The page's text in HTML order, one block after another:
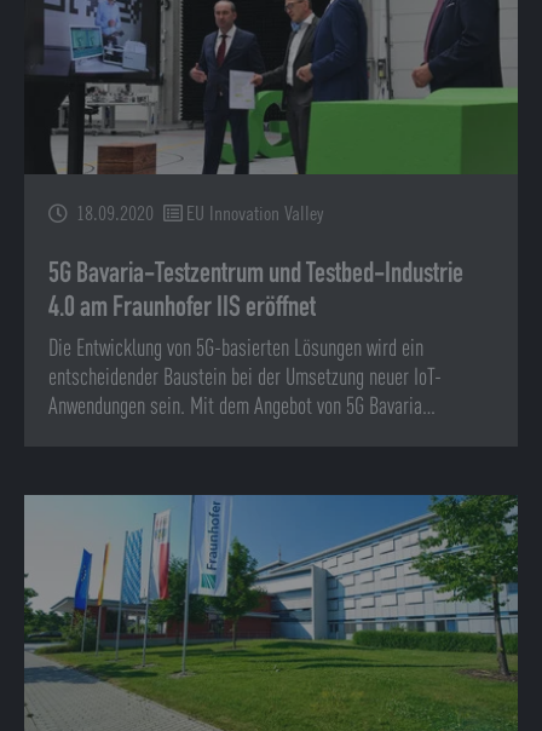
18.09.2020 EU Innovation Valley
5G Bavaria-Testzentrum und Testbed-Industrie
4.0 am Fraunhofer IIS eröffnet
Die Entwicklung von 5G-basierten Lösungen wird ein
entscheidender Baustein bei der Umsetzung neuer IoT-
Anwendungen sein. Mit dem Angebot von 5G Bavaria…